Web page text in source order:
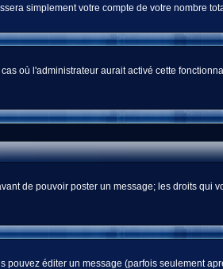
simplement votre compte de votre nombre
où l'administrateur aurait activé cette
de pouvoir poster un message; les droits qui
éditer un message (parfois seulement